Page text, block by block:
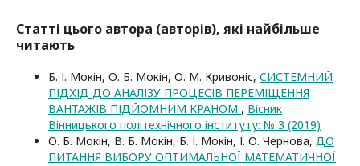
Статті цього автора (авторів), які найбільше
читають
Б. І. Мокін, О. Б. Мокін, О. М. Кривоніс, CИСТЕМНИЙ
ПІДХІД ДО АНАЛІЗУ ПРОЦЕСІВ ПЕРЕМІЩЕННЯ
ВАНТАЖІВ ПІДЙОМНИМ КРАНОМ , Вісник
Вінницького політехнічного інституту: № 3 (2019)
О. Б. Мокін, В. Б. Мокін, Б. І. Мокін, І. О. Чернова, ДО
ПИТАННЯ ВИБОРУ ОПТИМАЛЬНОЇ МАТЕМАТИЧНОЇ